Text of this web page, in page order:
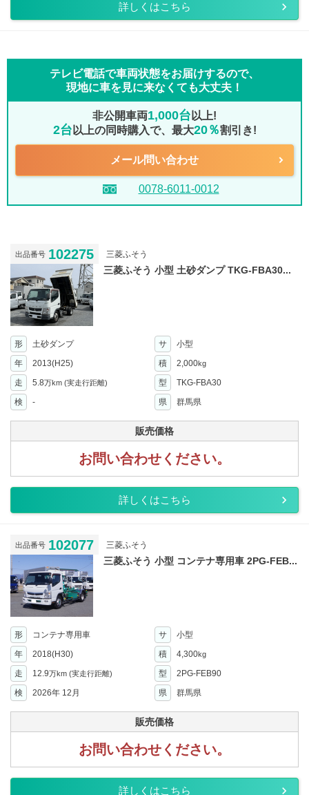
詳しくはこちら
テレビ電話で車両状態をお届けするので、
現地に車を見に来なくても大丈夫！
非公開車両1,000台 以上!
2台 以上の同時購入で、最大20％割引き!
メール問い合わせ
0078-6011-0012
出品番号 102275 三菱ふそう
三菱ふそう 小型 土砂ダンプ TKG-FBA30...
形 土砂ダンプ サ
小型
年
2013(H25) 積 2,000kg
走 5.8万km (実走行距離) 型
TKG-FBA30
検
- 県 群馬県
販売価格
お問い合わせください。
詳しくはこちら
出品番号 102077 三菱ふそう
三菱ふそう 小型 コンテナ専用車 2PG-FEB...
形 コンテナ専用車 サ
小型
年
2018(H30) 積 4,300kg
走 12.9万km (実走行距離) 型
2PG-FEB90
検
2026年 12月 県 群馬県
販売価格
お問い合わせください。
詳しくはこちら